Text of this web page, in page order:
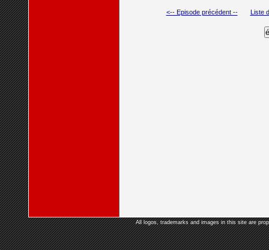
<-- Episode précédent -- Liste
All logos, trademarks and images in this site are